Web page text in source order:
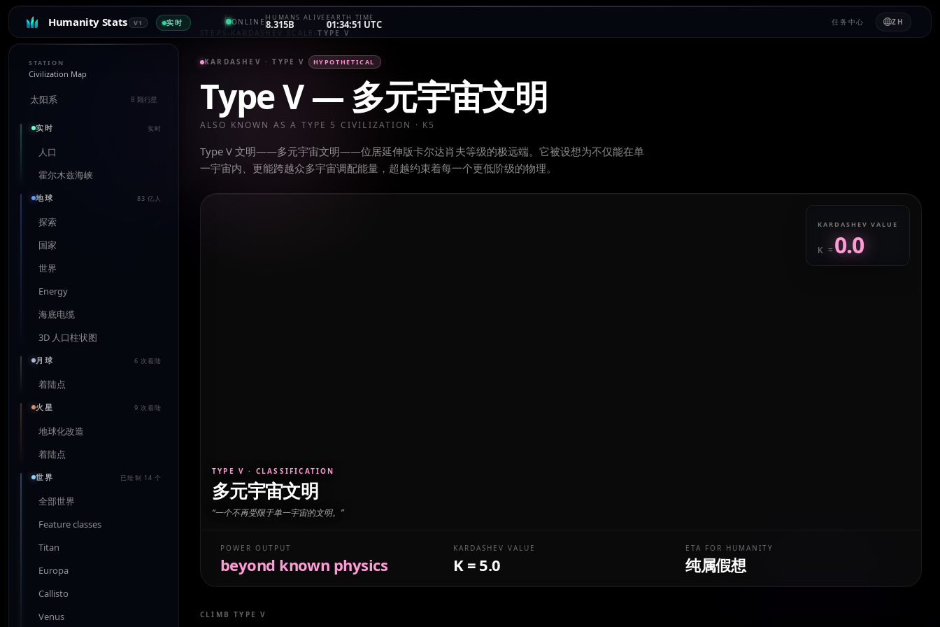
Humanity Stats V1 实时 ONLINE HUMANS ALIVE
8.315B
EARTH TIME
01:34:51 UTC 任务中心 ZH
STATION
Civilization Map
太阳系 8 颗行星
实时 实时
人口
霍尔木兹海峡
地球 83 亿人
探索
国家
世界
Energy
海底电缆
3D 人口柱状图
月球 6 次着陆
着陆点
火星 9 次着陆
地球化改造
着陆点
世界 已绘制 14 个
全部世界
Feature classes
Titan
Europa
Callisto
Venus
STEPS KARDASHEV SCALE ›TYPE V
KARDASHEV ·TYPE V HYPOTHETICAL
Type V— 多元宇宙文明
ALSO KNOWN AS A TYPE 5 CIVILIZATION · K5
Type V 文明——多元宇宙文明——位居延伸版卡尔达肖夫等级的极远端。它被设想为不仅能在单
一宇宙内、更能跨越众多宇宙调配能量，超越约束着每一个更低阶级的物理。
KARDASHEV VALUE
K = 0.0
TYPE V · CLASSIFICATION
多元宇宙文明
“一个不再受限于单一宇宙的文明。 ”
POWER OUTPUT
beyond known physics
KARDASHEV VALUE
K = 5.0
ETA FOR HUMANITY
纯属假想
CLIMBTYPE V